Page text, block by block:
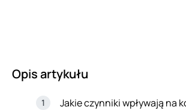
Opis artykułu
Jakie czynniki wpływają na